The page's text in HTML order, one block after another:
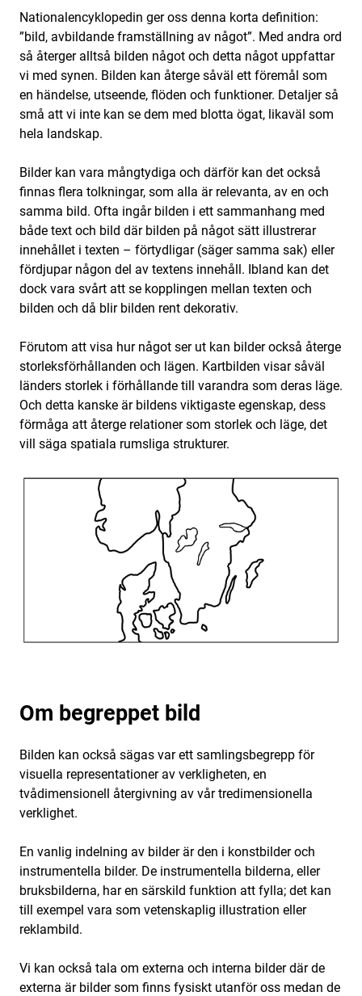
Nationalencyklopedin ger oss denna korta definition:
”bild, avbildande framställning av något”. Med andra ord
så återger alltså bilden något och detta något uppfattar
vi med synen. Bilden kan återge såväl ett föremål som
en händelse, utseende, flöden och funktioner. Detaljer så
små att vi inte kan se dem med blotta ögat, likaväl som
hela landskap.
Bilder kan vara mångtydiga och därför kan det också
finnas flera tolkningar, som alla är relevanta, av en och
samma bild. Ofta ingår bilden i ett sammanhang med
både text och bild där bilden på något sätt illustrerar
innehållet i texten – förtydligar (säger samma sak) eller
fördjupar någon del av textens innehåll. Ibland kan det
dock vara svårt att se kopplingen mellan texten och
bilden och då blir bilden rent dekorativ.
Förutom att visa hur något ser ut kan bilder också återge
storleksförhållanden och lägen. Kartbilden visar såväl
länders storlek i förhållande till varandra som deras läge.
Och detta kanske är bildens viktigaste egenskap, dess
förmåga att återge relationer som storlek och läge, det
vill säga spatiala rumsliga strukturer.
Om begreppet bild
Bilden kan också sägas var ett samlingsbegrepp för
visuella representationer av verkligheten, en
tvådimensionell återgivning av vår tredimensionella
verklighet.
En vanlig indelning av bilder är den i konstbilder och
instrumentella bilder. De instrumentella bilderna, eller
bruksbilderna, har en särskild funktion att fylla; det kan
till exempel vara som vetenskaplig illustration eller
reklambild.
Vi kan också tala om externa och interna bilder där de
externa är bilder som finns fysiskt utanför oss medan de